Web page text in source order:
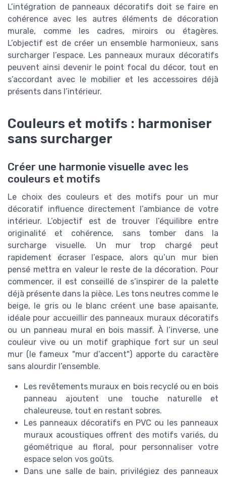
L’intégration de panneaux décoratifs doit se faire en
cohérence avec les autres éléments de décoration
murale, comme les cadres, miroirs ou étagères.
L’objectif est de créer un ensemble harmonieux, sans
surcharger l’espace. Les panneaux muraux décoratifs
peuvent ainsi devenir le point focal du décor, tout en
s’accordant avec le mobilier et les accessoires déjà
présents dans l’intérieur.
Couleurs et motifs : harmoniser
sans surcharger
Créer une harmonie visuelle avec les
couleurs et motifs
Le choix des couleurs et des motifs pour un mur
décoratif influence directement l’ambiance de votre
intérieur. L’objectif est de trouver l’équilibre entre
originalité et cohérence, sans tomber dans la
surcharge visuelle. Un mur trop chargé peut
rapidement écraser l’espace, alors qu’un mur bien
pensé mettra en valeur le reste de la décoration. Pour
commencer, il est conseillé de s’inspirer de la palette
déjà présente dans la pièce. Les tons neutres comme le
beige, le gris ou le blanc créent une base apaisante,
idéale pour accueillir des panneaux muraux décoratifs
ou un panneau mural en bois massif. À l’inverse, une
couleur vive ou un motif graphique fort sur un seul
mur (le fameux "mur d’accent") apporte du caractère
sans alourdir l’ensemble.
Les revêtements muraux en bois recyclé ou en bois
panneau ajoutent une touche naturelle et
chaleureuse, tout en restant sobres.
Les panneaux décoratifs en PVC ou les panneaux
muraux acoustiques offrent des motifs variés, du
géométrique au floral, pour personnaliser votre
espace selon vos goûts.
Dans une salle de bain, privilégiez des panneaux